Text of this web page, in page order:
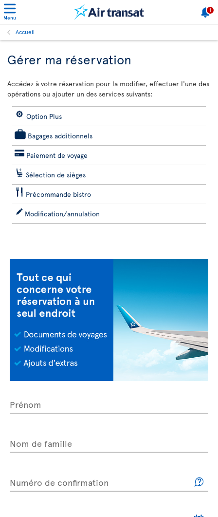
Menu
1
Accueil
Gérer ma réservation
Accédez à votre réservation pour la modifier, effectuer l'une des
opérations ou ajouter un des services suivants:
Option Plus
Bagages additionnels
Paiement de voyage
Sélection de sièges
Précommande bistro
Modification/annulation
Prénom
Nom de famille
Numéro de confirmation